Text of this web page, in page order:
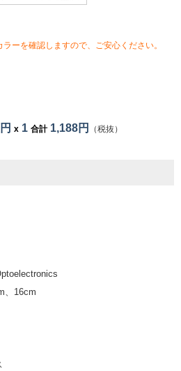
ーを確認しますので、ご安心ください。
x 1 合計1,188円 （税抜）
、16cm